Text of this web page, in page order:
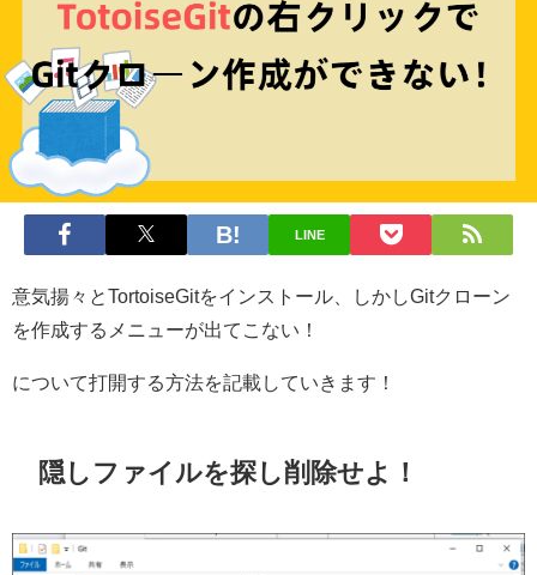
LINE
意気揚々とTortoiseGitをインストール、しかしGitクローン
を作成するメニューが出てこない！
について打開する方法を記載していきます！
隠しファイルを探し削除せよ！